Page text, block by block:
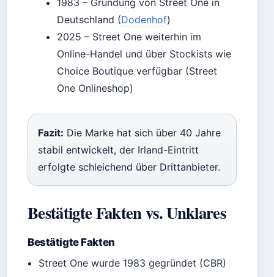
Deutschland (Dodenhof)
2025 – Street One weiterhin im
Online-Handel und über Stockists wie
Choice Boutique verfügbar (Street
One Onlineshop)
Fazit: Die Marke hat sich über 40 Jahre
stabil entwickelt, der Irland-Eintritt
erfolgte schleichend über Drittanbieter.
Bestätigte Fakten vs. Unklares
Bestätigte Fakten
Street One wurde 1983 gegründet (CBR)